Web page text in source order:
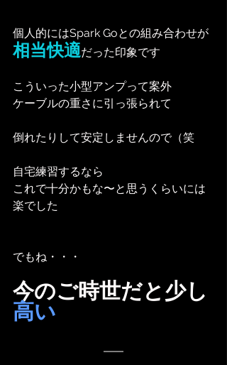
個人的にはSpark Goとの組み合わせが
相当快適だった印象です
こういった小型アンプって案外
ケーブルの重さに引っ張られて
倒れたりして安定しませんので（笑
自宅練習するなら
これで十分かもな〜と思うくらいには
楽でした
でもね・・・
今のご時世だと少し
高い